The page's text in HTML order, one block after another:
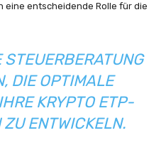
eine entscheidende Rolle für die
DIE OPTIMALE
KRYPTO ETP-
ENTWICKELN.